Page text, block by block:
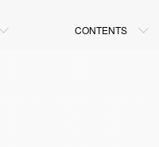
CONTENTS